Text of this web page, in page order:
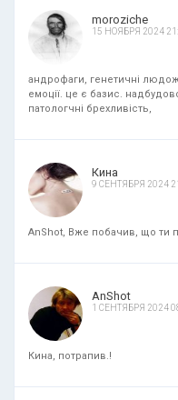
moroziche
15 НОЯБРЯ 2024
андрофаги, генетичні
емоції. це є базис.
патологчні брехливість,
Кина
9 СЕНТЯБРЯ 2024
AnShot, Вже побачив, що ти
AnShot
1 СЕНТЯБРЯ 2024
Кина, потрапив.!